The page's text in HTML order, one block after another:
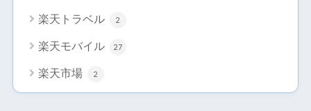
楽天トラベル 2
楽天モバイル 27
楽天市場 2